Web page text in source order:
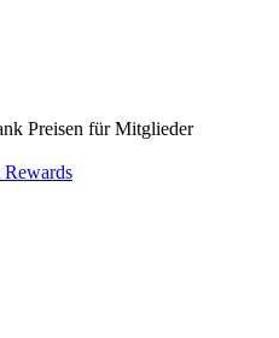
Preisen für Mitglieder